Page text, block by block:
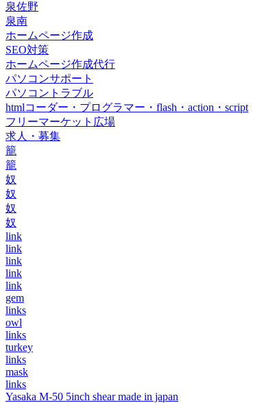
泉佐野
泉南
ホームページ作成
SEO対策
ホームページ作成代行
パソコンサポート
パソコントラブル
htmlコーダー・プログラマー・flash・action・script
フリーマーケット広場
求人・募集
籠
籠
奴
奴
奴
奴
link
link
link
link
link
gem
links
owl
links
turkey
links
mask
links
Yasaka M-50 5inch shear made in japan